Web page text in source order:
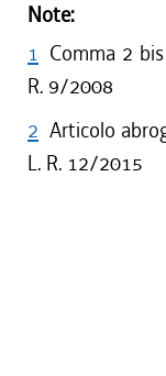
Note:
1 Comma 2
R. 9/2008
2 Articolo
L. R. 12/2015